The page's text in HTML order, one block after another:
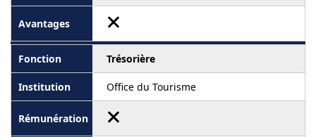
Trésorière
Office du Tourisme